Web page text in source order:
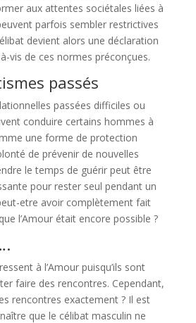
aux attentes sociétales liées à
parfois sembler restrictives
devient alors une déclaration
vis de ces normes préconçues.
passés
passées difficiles ou
conduire certains hommes à
une forme de protection
de prévenir de nouvelles
le temps de guérir peut être
pour rester seul pendant un
etre avoir complètement fait
l’Amour était encore possible ?
à l’Amour puisqu’ils sont
faire des rencontres. Cependant,
rencontres exactement ? Il est
que le célibat masculin ne